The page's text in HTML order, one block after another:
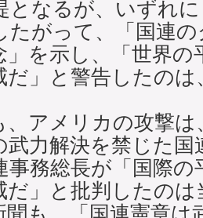
となるが、いずれ
たがって、「国連
」を示し、「世界
だ」と警告したの
アメリカの攻撃は
武力解決を禁じた
事務総長が「国際
だ」と批判したの
も、「国連憲章は